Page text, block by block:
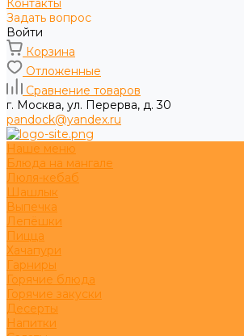
Контакты
Задать вопрос
Войти
Корзина
Отложенные
Сравнение товаров
г. Москва, ул. Перерва, д. 30
pandock@yandex.ru
Наше меню
Блюда на мангале
Люля-кебаб
Шашлык
Выпечка
Лепёшки
Пицца
Хачапури
Гарниры
Горячие блюда
Горячие закуски
Десерты
Напитки